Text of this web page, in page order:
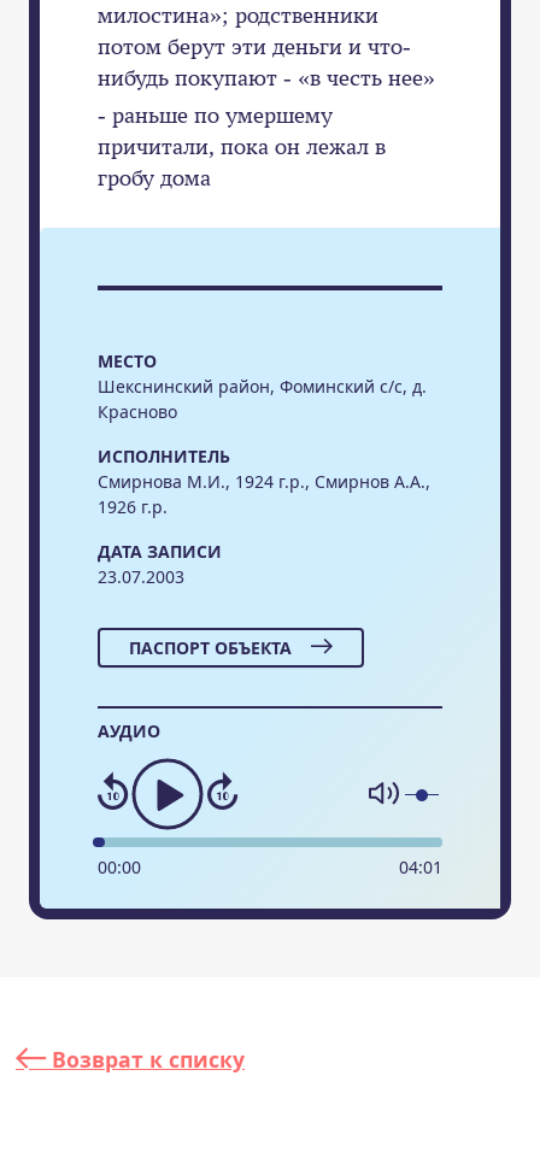
МЕСТО
Шекснинский район, Фоминский с/c, д.
Красново
ИСПОЛНИТЕЛЬ
Смирнова М.И., 1924 г.р., Смирнов А.А.,
1926 г.р.
ДАТА ЗАПИСИ
23.07.2003
ПАСПОРТ ОБЪЕКТА
АУДИО
00:00 04:01
милостина»; родственники
потом берут эти деньги и что-
нибудь покупают - «в честь нее»
- раньше по умершему
причитали, пока он лежал в
гробу дома
Возврат к списку